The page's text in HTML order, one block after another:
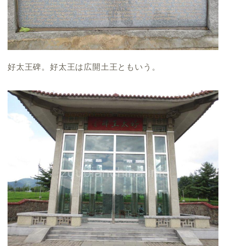
好太王碑。好太王は広開土王ともいう。